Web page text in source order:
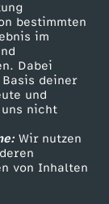
bestimmten
im
Dabei
deiner
und
nicht
Wir nutzen
von Inhalten